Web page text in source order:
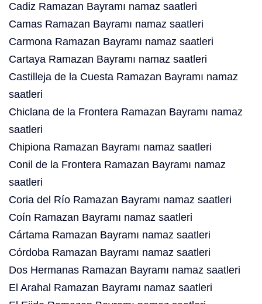
Cadiz Ramazan Bayramı namaz saatleri
Camas Ramazan Bayramı namaz saatleri
Carmona Ramazan Bayramı namaz saatleri
Cartaya Ramazan Bayramı namaz saatleri
Castilleja de la Cuesta Ramazan Bayramı namaz
saatleri
Chiclana de la Frontera Ramazan Bayramı namaz
saatleri
Chipiona Ramazan Bayramı namaz saatleri
Conil de la Frontera Ramazan Bayramı namaz
saatleri
Coria del Río Ramazan Bayramı namaz saatleri
Coín Ramazan Bayramı namaz saatleri
Cártama Ramazan Bayramı namaz saatleri
Córdoba Ramazan Bayramı namaz saatleri
Dos Hermanas Ramazan Bayramı namaz saatleri
El Arahal Ramazan Bayramı namaz saatleri